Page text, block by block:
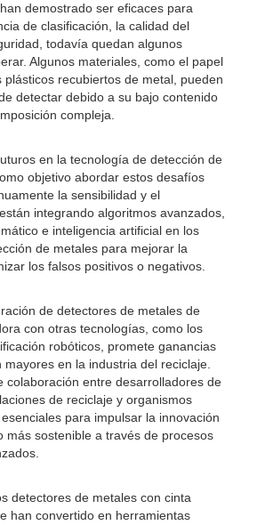
demostrado ser eficaces para
de clasificación, la calidad del
todavía quedan algunos
Algunos materiales, como el papel
plásticos recubiertos de metal, pueden
detectar debido a su bajo contenido
compleja.
en la tecnología de detección de
objetivo abordar estos desafíos
la sensibilidad y el
integrando algoritmos avanzados,
e inteligencia artificial en los
de metales para mejorar la
los falsos positivos o negativos.
de detectores de metales de
con otras tecnologías, como los
robóticos, promete ganancias
en la industria del reciclaje.
colaboración entre desarrolladores de
de reciclaje y organismos
para impulsar la innovación
más sostenible a través de procesos
detectores de metales con cinta
han convertido en herramientas